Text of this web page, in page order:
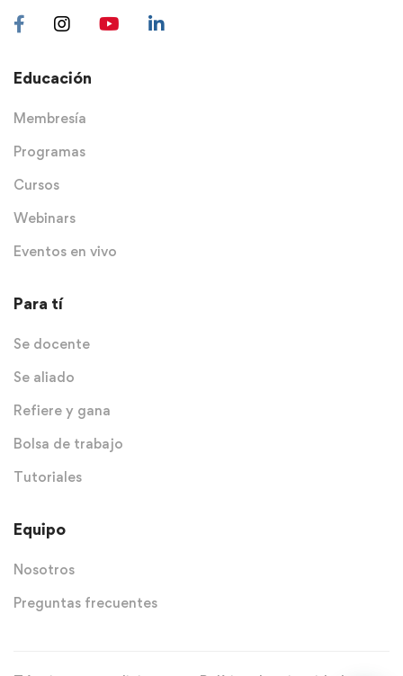
Educación
Membresía
Programas
Cursos
Webinars
Eventos en vivo
Para tí
Se docente
Se aliado
Refiere y gana
Bolsa de trabajo
Tutoriales
Equipo
Nosotros
Preguntas frecuentes